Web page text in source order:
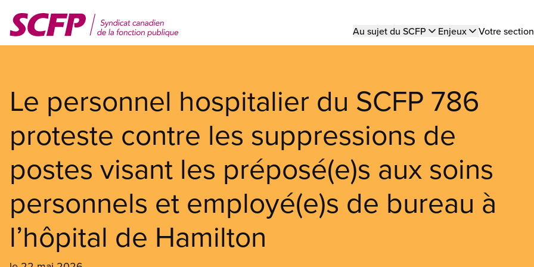
contenu
Main
Au sujet du SCFP Enjeux Votre
Le personnel hospitalier du SCFP 786
proteste contre les suppressions de
postes visant les préposé(e)s aux soins
personnels et employé(e)s de bureau à
l’hôpital de Hamilton